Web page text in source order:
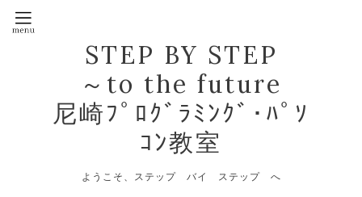
STEP BY STEP
～to the future
尼崎ﾌﾟﾛｸﾞﾗﾐﾝｸﾞ･ﾊﾟｿ
ｺﾝ教室
ようこそ、ステップ バイ ステップ へ